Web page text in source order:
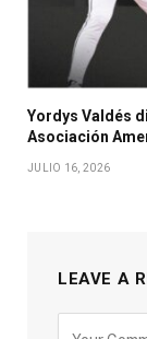
Yordys Valdés
Asociación
JULIO 16, 2026
LEAVE A